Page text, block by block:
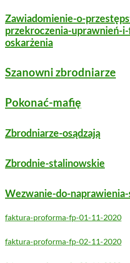
Zawiadomienie-o-
przekroczenia-uprawnień-i-
oskarżenia
Szanowni zbrodniarze
Pokonać-mafię
Zbrodniarze-osądzają
Zbrodnie-stalinowskie
Wezwanie-do-
faktura-proforma-fp-01-11-2020
faktura-proforma-fp-02-11-2020